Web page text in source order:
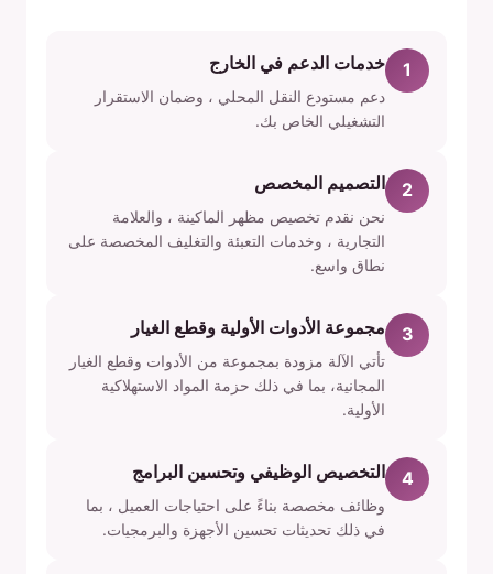
1 خدمات الدعم في الخارج
دعم مستودع النقل المحلي ، وضمان الاستقرار
التشغيلي الخاص بك.
2 التصميم المخصص
نحن نقدم تخصيص مظهر الماكينة ، والعلامة
التجارية ، وخدمات التعبئة والتغليف المخصصة على
نطاق واسع.
3 مجموعة الأدوات الأولية وقطع الغيار
تأتي الآلة مزودة بمجموعة من الأدوات وقطع الغيار
المجانية، بما في ذلك حزمة المواد الاستهلاكية
الأولية.
4 التخصيص الوظيفي وتحسين البرامج
وظائف مخصصة بناءً على احتياجات العميل ، بما
في ذلك تحديثات تحسين الأجهزة والبرمجيات.